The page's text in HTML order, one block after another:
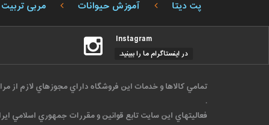
پت دیتا آموزش حیوانات مربی
Instagram
در اینستاگرام ما را ببینید.
تمامي كالاها و خدمات اين فروشگاه داراي مجوزهاي لازم از
.
فعاليتهاي اين سايت تابع قوانين و مقررات جمهوري اسلامي